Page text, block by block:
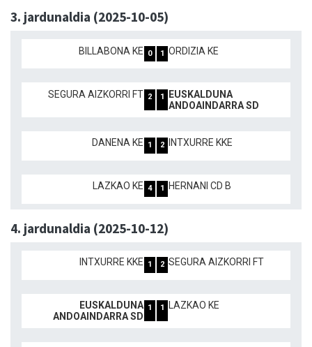
3. jardunaldia (2025-10-05)
BILLABONA KE 0 1 ORDIZIA KE
SEGURA AIZKORRI FT 2 1
EUSKALDUNA
ANDOAINDARRA SD
DANENA KE 1 2 INTXURRE KKE
LAZKAO KE 4 1 HERNANI CD B
4. jardunaldia (2025-10-12)
INTXURRE KKE 1 2 SEGURA AIZKORRI FT
EUSKALDUNA
ANDOAINDARRA SD
1 1 LAZKAO KE